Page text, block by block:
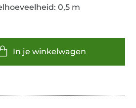
0,5 m
In je winkelwagen